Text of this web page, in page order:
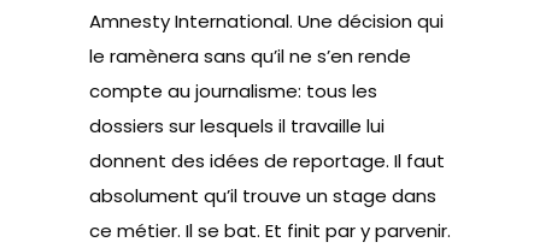
Amnesty International. Une décision qui
le ramènera sans qu’il ne s’en rende
compte au journalisme: tous les
dossiers sur lesquels il travaille lui
donnent des idées de reportage. Il faut
absolument qu’il trouve un stage dans
ce métier. Il se bat. Et finit par y parvenir.